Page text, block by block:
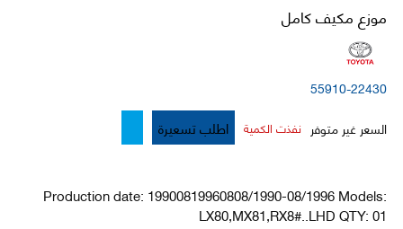
موزع مكيف كامل
55910-22430
السعر غير متوفر نفذت الكمية اطلب تسعيرة
Production date: 19900819960808/1990-08/1996 Models:
LX80,MX81,RX8#..LHD QTY: 01